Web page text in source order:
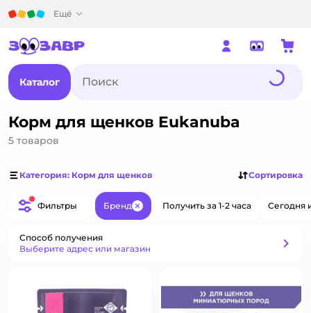
Ещё
Каталог
Корм для щенков Eukanuba
5 товаров
Категория: Корм для щенков Сортировка
Фильтры Бренд ЗакрытьПолучить за 1-2 часа Сегодня
Способ получения
Выберите адрес или магазин